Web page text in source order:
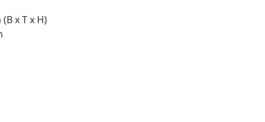
x T x H)